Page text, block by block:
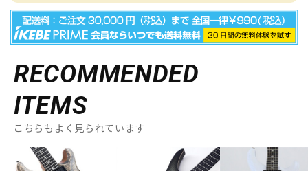
RECOMMENDED
ITEMS
こちらもよく見られています